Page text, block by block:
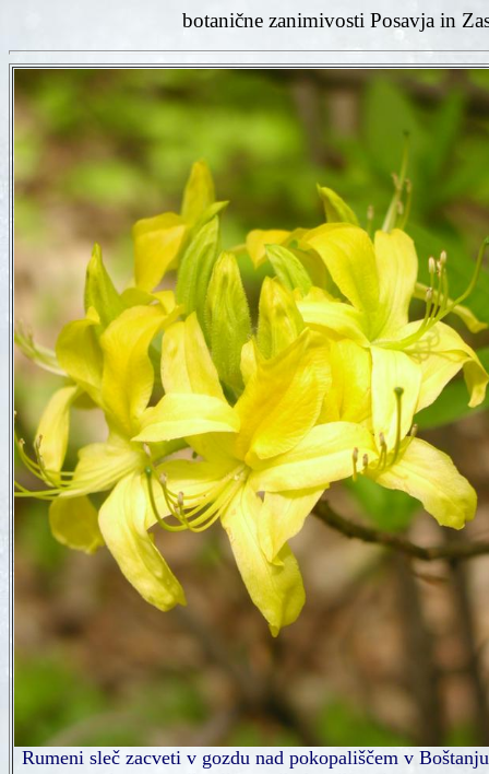
botanične zanimivosti Posavja in
Rumeni sleč zacveti v gozdu nad pokopališčem v Boštanju